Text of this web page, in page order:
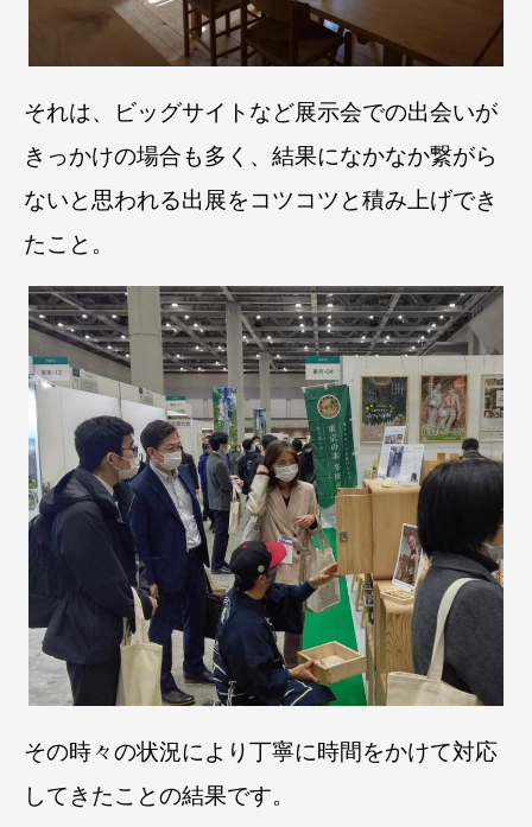
それは、ビッグサイトなど展示会での出会いが
きっかけの場合も多く、結果になかなか繋がら
ないと思われる出展をコツコツと積み上げでき
たこと。
その時々の状況により丁寧に時間をかけて対応
してきたことの結果です。